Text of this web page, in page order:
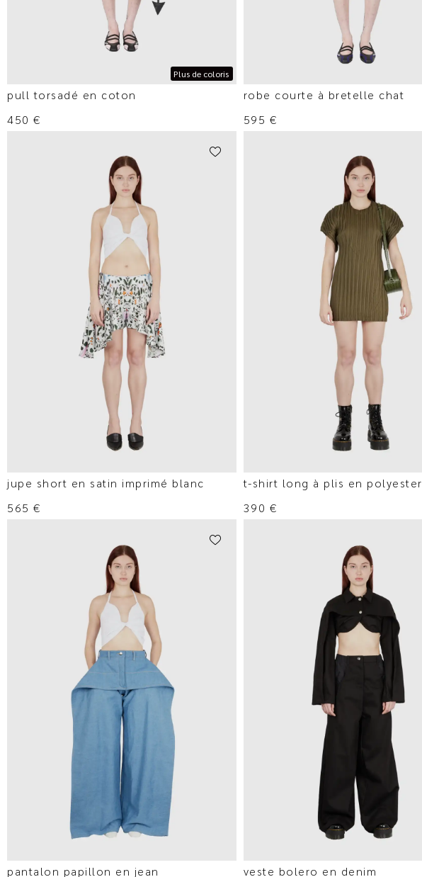
Plus de coloris
pull torsadé en coton
450 €
robe courte à bretelle chat
595 €
jupe short en satin imprimé blanc
565 €
t-shirt long à plis en polyester
390 €
pantalon papillon en jean veste bolero en denim